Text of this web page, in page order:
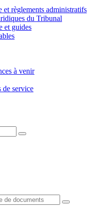
et règlements administratifs
du Tribunal
et guides
à venir
de service